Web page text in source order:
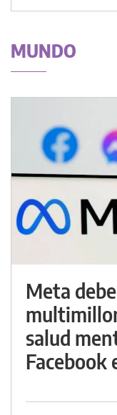
MUNDO
Meta
salud
Facebook